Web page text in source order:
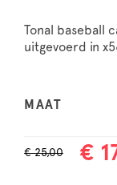
Tonal baseball
uitgevoerd in
MAAT
€ 25,00 €